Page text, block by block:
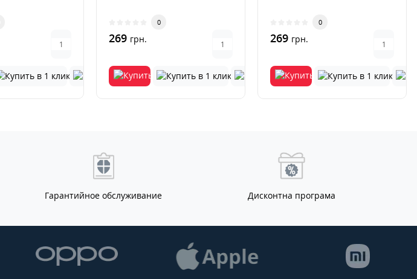
0
269 грн.
0
269 грн.
Гарантийное обслуживание Дисконтна програма